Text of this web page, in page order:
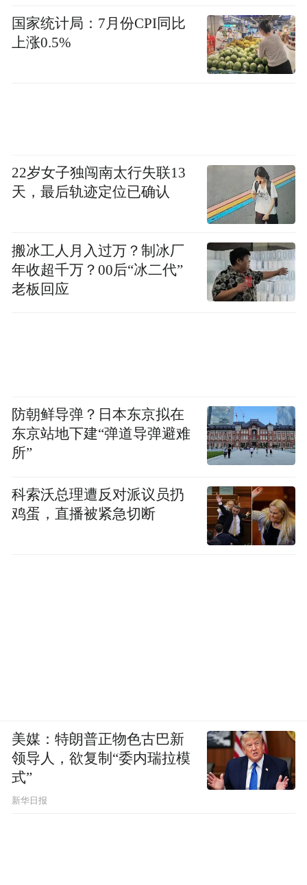
国家统计局：7月份CPI同比
上涨0.5%
22岁女子独闯南太行失联13
天，最后轨迹定位已确认
搬冰工人月入过万？制冰厂
年收超千万？00后“冰二代”
老板回应
防朝鲜导弹？日本东京拟在
东京站地下建“弹道导弹避难
所”
科索沃总理遭反对派议员扔
鸡蛋，直播被紧急切断
美媒：特朗普正物色古巴新
领导人，欲复制“委内瑞拉模
式”
新华日报